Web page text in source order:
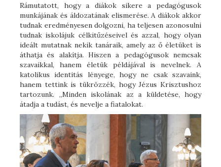
Rámutatott, hogy a diákok sikere a pedagógusok
munkájának és áldozatának elismerése. A diákok akkor
tudnak eredményesen dolgozni, ha teljesen azonosulni
tudnak iskolájuk célkitűzéseivel és azzal, hogy olyan
ideált mutatnak nekik tanáraik, amely az ő életüket is
áthatja és alakítja. Hiszen a pedagógusok nemcsak
szavaikkal, hanem életük példájával is nevelnek. A
katolikus identitás lényege, hogy ne csak szavaink,
hanem tettink is tükrözzék, hogy Jézus Krisztushoz
tartozunk. „Minden iskolának az a küldetése, hogy
átadja a tudást, és nevelje a fiatalokat.